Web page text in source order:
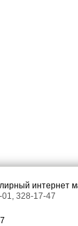
интернет
328-17-47